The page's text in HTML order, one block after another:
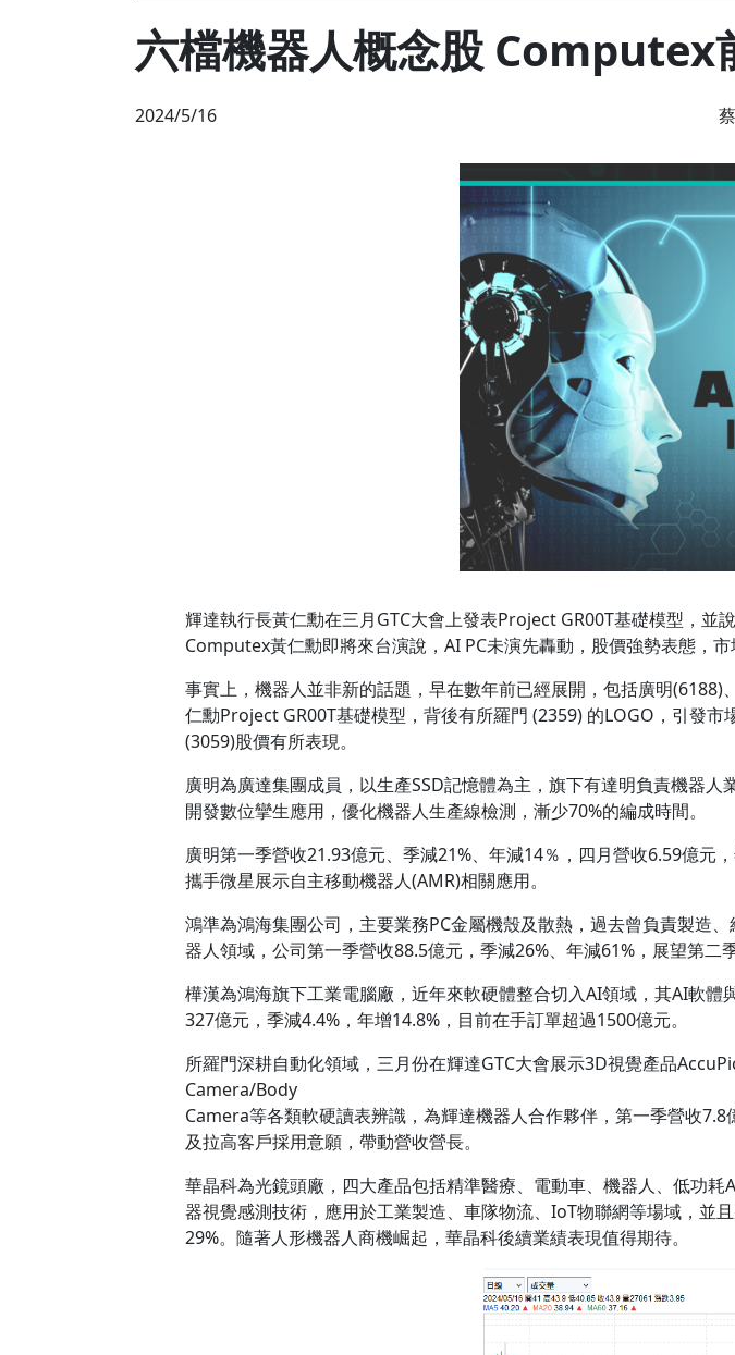
六檔機器人概念股 Computex
2024/5/16
輝達執行長黃仁勳在三月GTC大會上發表Project GR00T基礎模型，
Computex黃仁勳即將來台演說，AI PC未演先轟動，股價強勢表態，市
事實上，機器人並非新的話題，早在數年前已經展開，包括廣明
仁勳Project GR00T基礎模型，背後有所羅門 (2359) 的LOGO，引發
(3059)股價有所表現。
廣明為廣達集團成員，以生產SSD記憶體為主，旗下有達明負責機器
開發數位攣生應用，優化機器人生產線檢測，漸少70%的編成時間。
廣明第一季營收21.93億元、季減21%、年減14％，四月營收6.59億元
攜手微星展示自主移動機器人(AMR)相關應用。
鴻準為鴻海集團公司，主要業務PC金屬機殼及散熱，過去曾負責製造
器人領域，公司第一季營收88.5億元，季減26%、年減61%，展望第二
樺漢為鴻海旗下工業電腦廠，近年來軟硬體整合切入AI領域，其AI軟
327億元，季減4.4%，年增14.8%，目前在手訂單超過1500億元。
所羅門深耕自動化領域，三月份在輝達GTC大會展示3D視覺產品
Camera/Body
Camera等各類軟硬讀表辨識，為輝達機器人合作夥伴，第一季營收
及拉高客戶採用意願，帶動營收營長。
華晶科為光鏡頭廠，四大產品包括精準醫療、電動車、機器人、低功
器視覺感測技術，應用於工業製造、車隊物流、IoT物聯網等場域，並
29%。隨著人形機器人商機崛起，華晶科後續業績表現值得期待。